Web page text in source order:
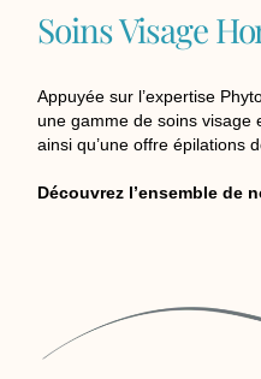
Soins Visage
Appuyée sur l’expertise
une gamme de soins visage
ainsi qu’une offre épilations
Découvrez l’ensemble de